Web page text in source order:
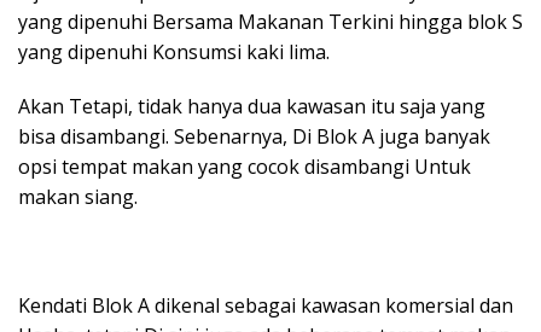
yang dipenuhi Bersama Makanan Terkini hingga blok S
yang dipenuhi Konsumsi kaki lima.
Akan Tetapi, tidak hanya dua kawasan itu saja yang
bisa disambangi. Sebenarnya, Di Blok A juga banyak
opsi tempat makan yang cocok disambangi Untuk
makan siang.
Kendati Blok A dikenal sebagai kawasan komersial dan